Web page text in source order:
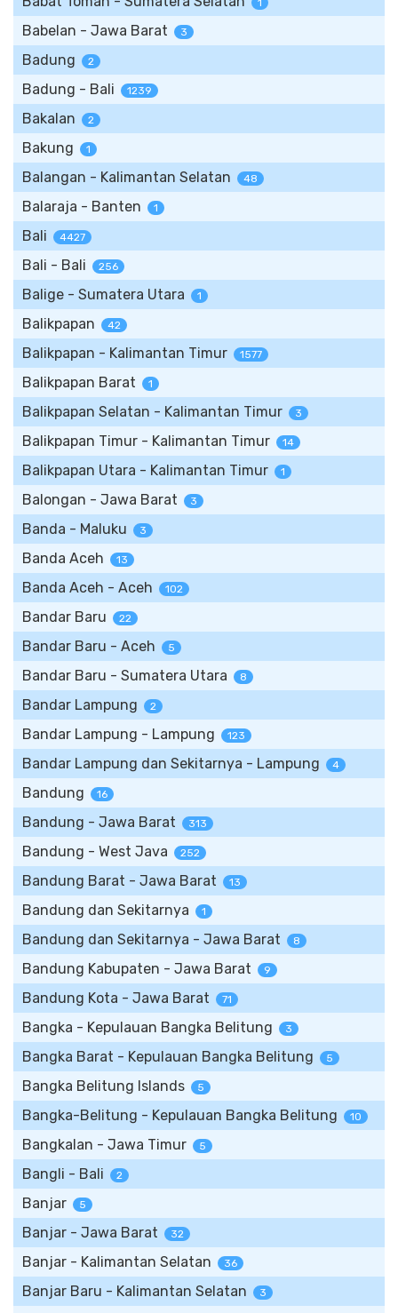
1
Babelan - Jawa Barat 3
Badung 2
Badung - Bali 1239
Bakalan 2
Bakung 1
Balangan - Kalimantan Selatan 48
Balaraja - Banten 1
Bali 4427
Bali - Bali 256
Balige - Sumatera Utara 1
Balikpapan 42
Balikpapan - Kalimantan Timur 1577
Balikpapan Barat 1
Balikpapan Selatan - Kalimantan Timur 3
Balikpapan Timur - Kalimantan Timur 14
Balikpapan Utara - Kalimantan Timur 1
Balongan - Jawa Barat 3
Banda - Maluku 3
Banda Aceh 13
Banda Aceh - Aceh 102
Bandar Baru 22
Bandar Baru - Aceh 5
Bandar Baru - Sumatera Utara 8
Bandar Lampung 2
Bandar Lampung - Lampung 123
Bandar Lampung dan Sekitarnya - Lampung 4
Bandung 16
Bandung - Jawa Barat 313
Bandung - West Java 252
Bandung Barat - Jawa Barat 13
Bandung dan Sekitarnya 1
Bandung dan Sekitarnya - Jawa Barat 8
Bandung Kabupaten - Jawa Barat 9
Bandung Kota - Jawa Barat 71
Bangka - Kepulauan Bangka Belitung 3
Bangka Barat - Kepulauan Bangka Belitung 5
Bangka Belitung Islands 5
Bangka-Belitung - Kepulauan Bangka Belitung 10
Bangkalan - Jawa Timur 5
Bangli - Bali 2
Banjar 5
Banjar - Jawa Barat 32
Banjar - Kalimantan Selatan 36
Banjar Baru - Kalimantan Selatan 3